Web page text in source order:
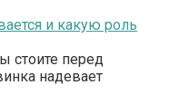
и какую роль
стоите перед
надевает